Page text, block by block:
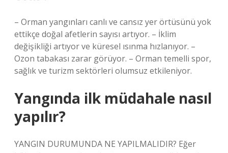
– Orman yangınları canlı ve cansız yer örtüsünü yok
ettikçe doğal afetlerin sayısı artıyor. – İklim
değişikliği artıyor ve küresel ısınma hızlanıyor. –
Ozon tabakası zarar görüyor. – Orman temelli spor,
sağlık ve turizm sektörleri olumsuz etkileniyor.
Yangında ilk müdahale nasıl
yapılır?
YANGIN DURUMUNDA NE YAPILMALIDIR? Eğer